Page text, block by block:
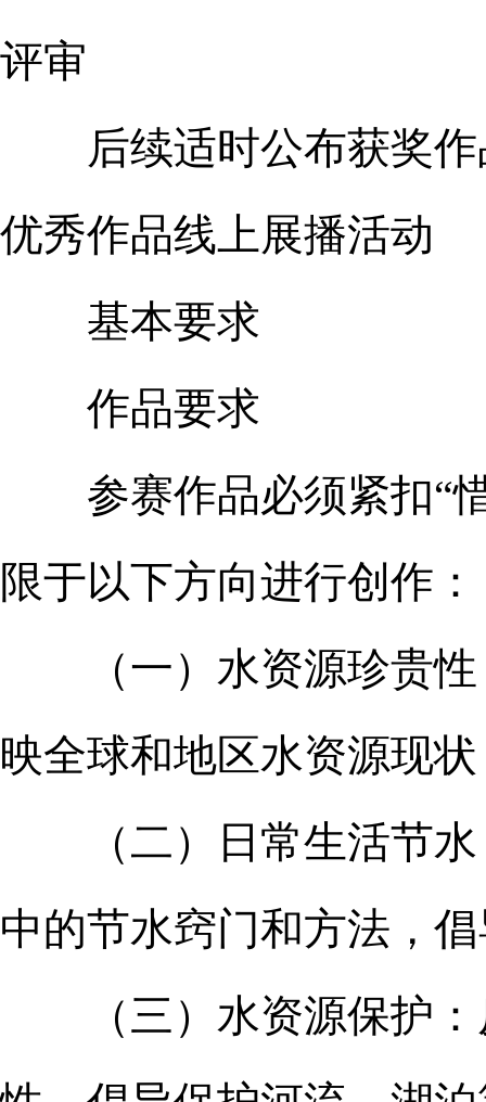
评审
后续适时公布获奖作
优秀作品线上展播活动
基本要求
作品要求
参赛作品必须紧扣“惜
限于以下方向进行创作：
（一）水资源珍贵性
映全球和地区水资源现
（二）日常生活节水
中的节水窍门和方法，
（三）水资源保护：